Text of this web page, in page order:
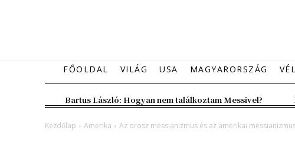
FŐOLDAL VILÁG USA MAGYARORSZÁG
Bartus László: Hogyan nem találkoztam Messivel?
Kezdőlap Amerika Az orosz messianizmus és az amerikai